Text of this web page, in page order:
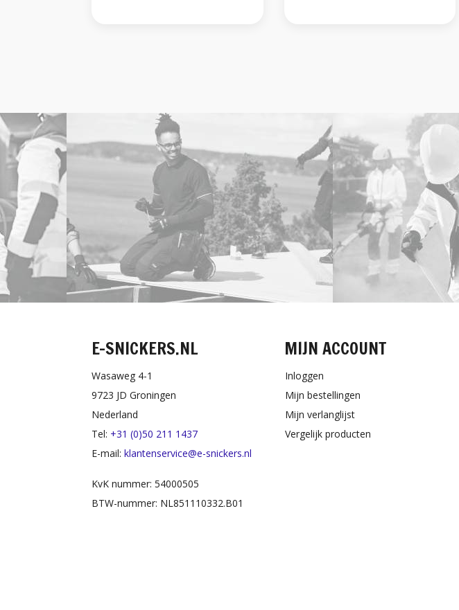
E-SNICKERS.NL
Wasaweg 4-1
9723 JD Groningen
Nederland
Tel: +31 (0)50 211 1437
E-mail: klantenservice@e-snickers.nl
KvK nummer: 54000505
BTW-nummer: NL851110332.B01
MIJN ACCOUNT
Inloggen
Mijn bestellingen
Mijn verlanglijst
Vergelijk producten